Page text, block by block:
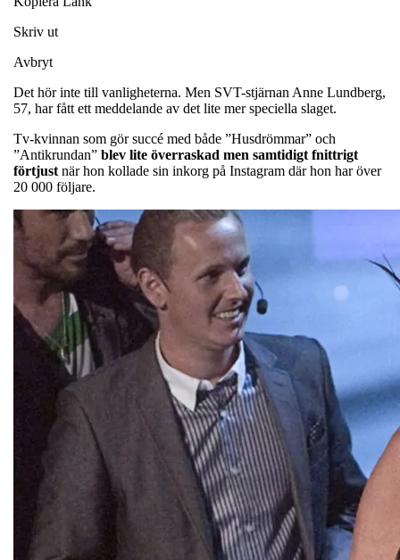
Skriv ut
Avbryt
Det hör inte till vanligheterna. Men SVT-stjärnan Anne Lundberg,
57, har fått ett meddelande av det lite mer speciella slaget.
Tv-kvinnan som gör succé med både ”Husdrömmar” och
”Antikrundan” blev lite överraskad men samtidigt fnittrigt
förtjust när hon kollade sin inkorg på Instagram där hon har över
20 000 följare.